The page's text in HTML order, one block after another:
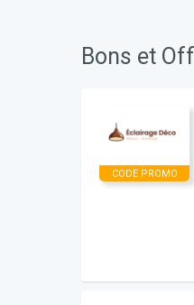
Bons et
CODE PROMO